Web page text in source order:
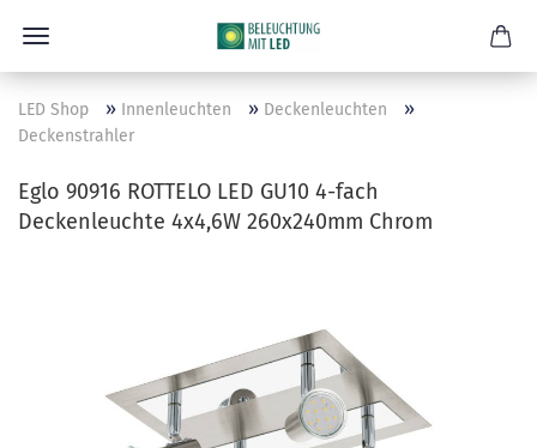
LED Shop » Innenleuchten » Deckenleuchten »
Deckenstrahler
Eglo 90916 ROTTELO LED GU10 4-fach
Deckenleuchte 4x4,6W 260x240mm Chrom